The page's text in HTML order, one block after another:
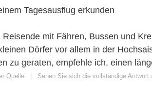
Tagesausflug erkunden
Reisende mit Fähren, Bussen und
Dörfer vor allem in der
zu geraten, empfehle ich, einen
Quelle Sehen Sie sich die vollständige